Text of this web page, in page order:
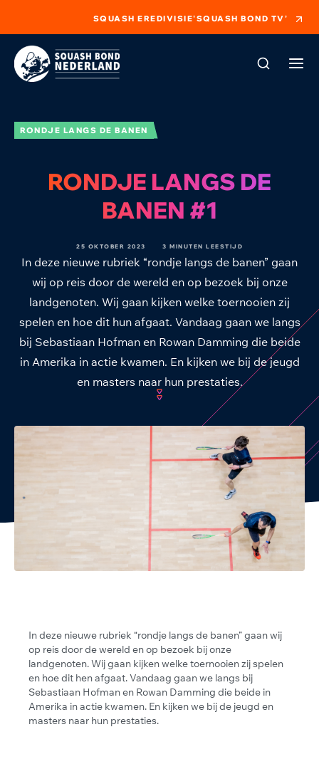
SQUASH EREDIVISIE'SQUASH BOND TV'
RONDJE LANGS DE BANEN
RONDJE LANGS DE
BANEN #1
25 OKTOBER 2023 3 MINUTEN LEESTIJD
In deze nieuwe rubriek “rondje langs de banen” gaan
wij op reis door de wereld en op bezoek bij onze
landgenoten. Wij gaan kijken welke toernooien zij
spelen en hoe dit hun afgaat. Vandaag gaan we langs
bij Sebastiaan Hofman en Rowan Damming die beide
in Amerika in actie kwamen. En kijken we bij de jeugd
en masters naar hun prestaties.
In deze nieuwe rubriek “rondje langs de banen” gaan wij
op reis door de wereld en op bezoek bij onze
landgenoten. Wij gaan kijken welke toernooien zij spelen
en hoe dit hen afgaat. Vandaag gaan we langs bij
Sebastiaan Hofman en Rowan Damming die beide in
Amerika in actie kwamen. En kijken we bij de jeugd en
masters naar hun prestaties.